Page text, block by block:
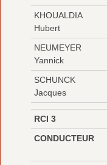
KHOUALDIA
Hubert
NEUMEYER
Yannick
SCHUNCK
Jacques
RCI 3
CONDUCTEUR